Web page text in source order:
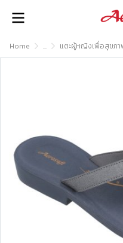
Home ... แตะผู้หญิงเพื่อสุขภา